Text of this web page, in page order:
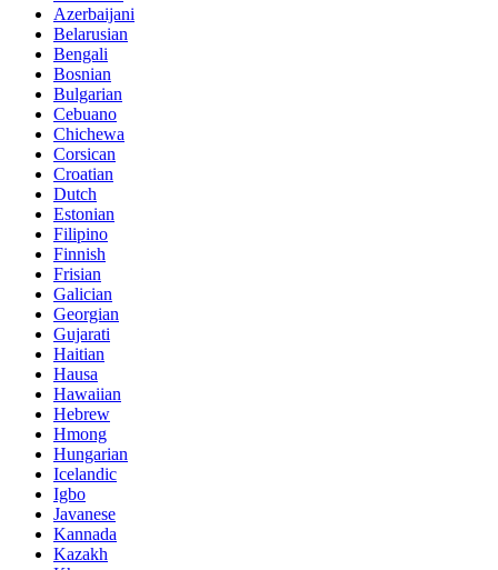
Azerbaijani
Belarusian
Bengali
Bosnian
Bulgarian
Cebuano
Chichewa
Corsican
Croatian
Dutch
Estonian
Filipino
Finnish
Frisian
Galician
Georgian
Gujarati
Haitian
Hausa
Hawaiian
Hebrew
Hmong
Hungarian
Icelandic
Igbo
Javanese
Kannada
Kazakh